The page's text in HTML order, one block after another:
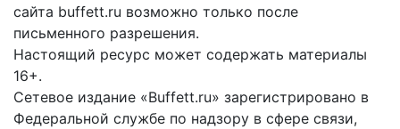
сайта buffett.ru возможно только после
письменного разрешения.
Настоящий ресурс может содержать материалы
16+.
Сетевое издание «Buffett.ru» зарегистрировано в
Федеральной службе по надзору в сфере связи,